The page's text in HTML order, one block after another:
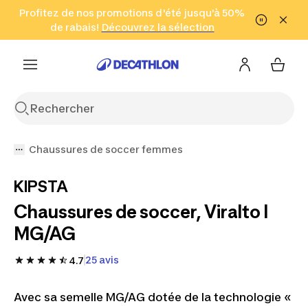
Aller à la recherche Aller au contenu Aller au pied de
Profitez de nos promotions d'été jusqu'à 50%
de rabais! Découvrez la sélection
Cliquez ici
en seulement 2 h!
(Zones sélectionnées)
Chaussures de soccer femmes
KIPSTA
Chaussures de soccer, Viralto I
MG/AG
4.7 25 avis
Avec sa semelle MG/AG dotée de la technologie «